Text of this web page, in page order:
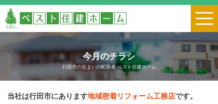
今月のチラシ
行田市の住まいの町医者 ベスト住建ホーム
当社は行田市にあります地域密着リフォーム工務店です。